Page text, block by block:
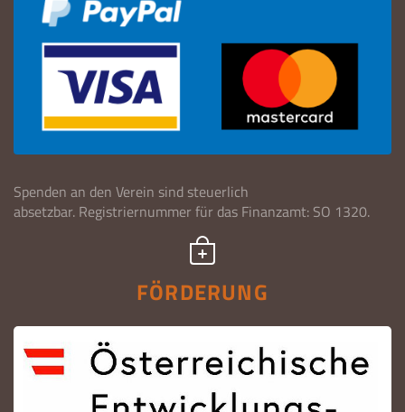
Spenden an den Verein sind steuerlich
absetzbar. Registriernummer für das Finanzamt: SO 1320.
FÖRDERUNG